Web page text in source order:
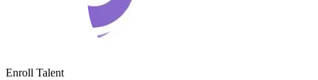
Enroll Talent